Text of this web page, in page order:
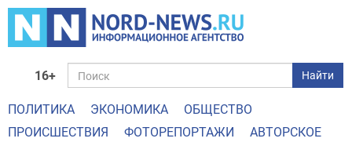
16+ Найти
ПОЛИТИКА ЭКОНОМИКА
ОБЩЕСТВО
ПРОИСШЕСТВИЯ
ФОТОРЕПОРТАЖИ АВТОРСКОЕ